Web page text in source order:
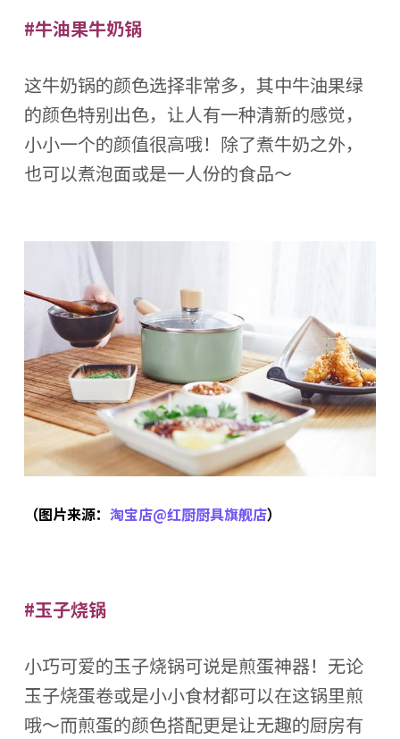
#牛油果牛奶锅
这牛奶锅的颜色选择非常多，其中牛油果绿
的颜色特别出色，让人有一种清新的感觉，
小小一个的颜值很高哦！除了煮牛奶之外，
也可以煮泡面或是一人份的食品～
（图片来源： 淘宝店@红厨厨具旗舰店）
#玉子烧锅
小巧可爱的玉子烧锅可说是煎蛋神器！无论
玉子烧蛋卷或是小小食材都可以在这锅里煎
哦～而煎蛋的颜色搭配更是让无趣的厨房有